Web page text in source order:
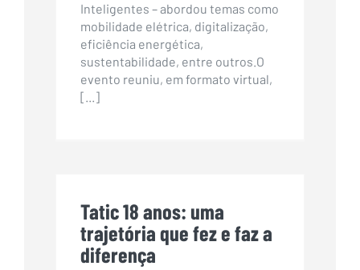
Inteligentes – abordou temas como
mobilidade elétrica, digitalização,
eficiência energética,
sustentabilidade, entre outros.O
evento reuniu, em formato virtual,
[...]
Tatic 18 anos: uma
trajetória que fez e faz a
diferença